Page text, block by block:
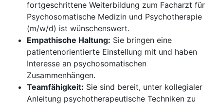
fortgeschrittene Weiterbildung zum Facharzt für
Psychosomatische Medizin und Psychotherapie
(m/w/d) ist wünschenswert.
Empathische Haltung: Sie bringen eine
patientenorientierte Einstellung mit und haben
Interesse an psychosomatischen
Zusammenhängen.
Teamfähigkeit: Sie sind bereit, unter kollegialer
Anleitung psychotherapeutische Techniken zu